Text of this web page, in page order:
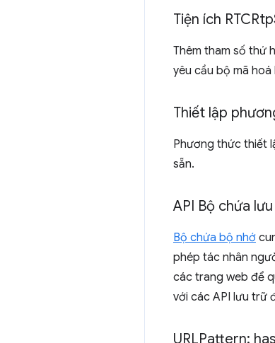
Tiện ích RTCRtp
Thêm tham số thứ
yêu cầu bộ mã
Thiết lập
Phương thức thiết
sẵn.
API Bộ chứa
Bộ chứa bộ nhớ
phép tác nhân
các trang web để
với các API lưu trữ
URLPattern: has